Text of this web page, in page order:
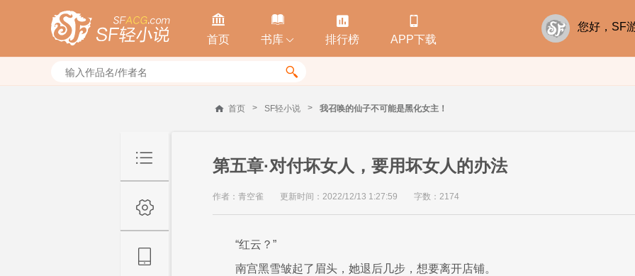

首页

书库 

排行榜

APP下载
您好，

首页 > SF轻小说 > 我召唤的仙子不可能是黑化女主！
第五章·对付坏女人，要用坏女人的办法
作者：青空雀 更新时间：2022/12/13 1:27:59 字数：2174
“红云？”
南宫黑雪皱起了眉头，她退后几步，想要离开店铺。